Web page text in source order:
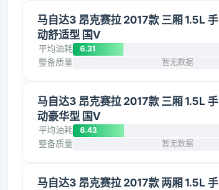
马自达3 昂克赛拉 2017款 三厢 1.5L 手
动舒适型 国V
平均油耗 6.31
整备质量 暂无数据
马自达3 昂克赛拉 2017款 三厢 1.5L 手
动豪华型 国V
平均油耗 6.43
整备质量 暂无数据
马自达3 昂克赛拉 2017款 两厢 1.5L 手